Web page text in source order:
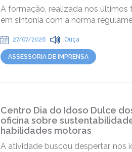
A formação, realizada nos últimos
em sintonia com a norma
27/07/2026 Ouça
ASSESSORIA DE IMPRENSA
Centro Dia do Idoso Dulce
oficina sobre
habilidades motoras
A atividade buscou despertar, nos